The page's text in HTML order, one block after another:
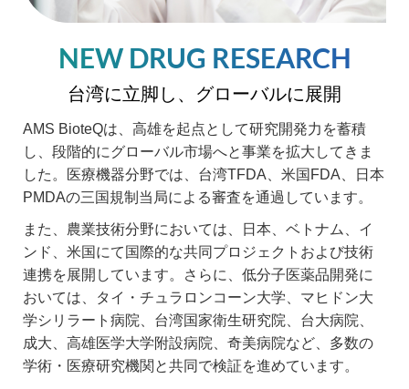
NEW DRUG RESEARCH
台湾に立脚し、グローバルに展開
AMS BioteQは、高雄を起点として研究開発力を蓄積
し、段階的にグローバル市場へと事業を拡大してきま
した。医療機器分野では、台湾TFDA、米国FDA、日本
PMDAの三国規制当局による審査を通過しています。
また、農業技術分野においては、日本、ベトナム、イ
ンド、米国にて国際的な共同プロジェクトおよび技術
連携を展開しています。さらに、低分子医薬品開発に
おいては、タイ・チュラロンコーン大学、マヒドン大
学シリラート病院、台湾国家衛生研究院、台大病院、
成大、高雄医学大学附設病院、奇美病院など、多数の
学術・医療研究機関と共同で検証を進めています。